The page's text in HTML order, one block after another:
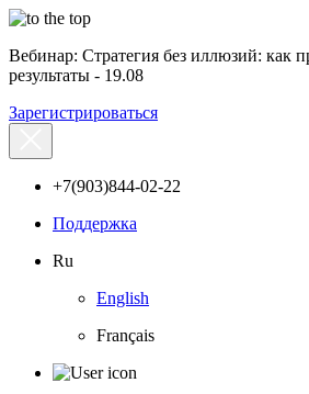
Вебинар: Стратегия без иллюзий: как
результаты - 19.08
Зарегистрироваться
+7(903)844-02-22
Поддержка
Ru
English
Français